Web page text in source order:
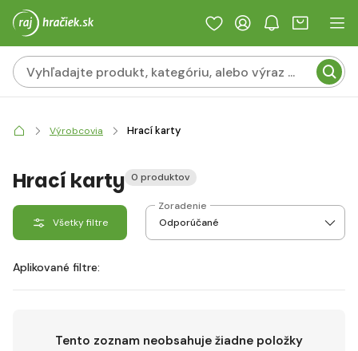
Výrobcovia Hrací karty
Hrací karty 0 produktov
Všetky filtre
Zoradenie
Aplikované filtre:
Tento zoznam neobsahuje žiadne položky